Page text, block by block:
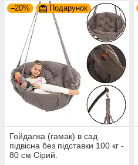
–20% Подарунок
Гойдалка (гамак) в сад
підвісна без підставки 100 кг -
80 см Сірий.